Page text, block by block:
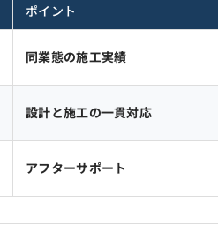
ポイント
同業態の施工実績
設計と施工の一貫対応
アフターサポート